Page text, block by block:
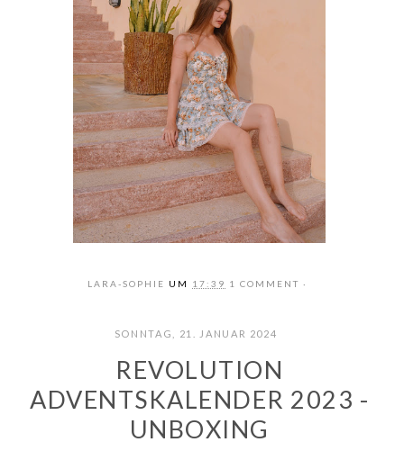
LARA-SOPHIE UM 17:39 1 COMMENT
SONNTAG, 21. JANUAR 2024
REVOLUTION
ADVENTSKALENDER 2023 -
UNBOXING